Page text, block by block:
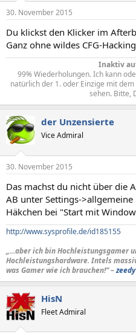
30. November 2015
Du klickst den Klicker im
Ganz ohne wildes CFG-
Inaktiv
99% Wiederholungen. Ich kann
natürlich der 1. oder Einzige mit
sehen. Bitte,
der Unzensierte
Vice Admiral
30. November 2015
Das machst du nicht über die
AB unter Settings-
Häkchen bei "Start mit
http://www.sysprofile.de/id185155
„...aber ich bin Hochleistungsgamer
Hochleistungshardware. Intels
was Gamer wie ich brauchen!“ –zeedy
HisN
Fleet Admiral